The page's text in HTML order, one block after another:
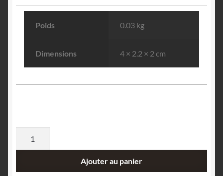
Poids 0.03 kg
Dimensions 4 × 2.2 × 2 cm
(Axinite)
Ajouter au panier